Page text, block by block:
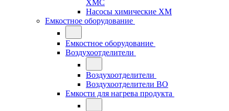
ХМС
Насосы химические ХМ
Емкостное оборудование
Емкостное оборудование
Воздухоотделители
Воздухоотделители
Воздухоотделители ВО
Емкости для нагрева продукта